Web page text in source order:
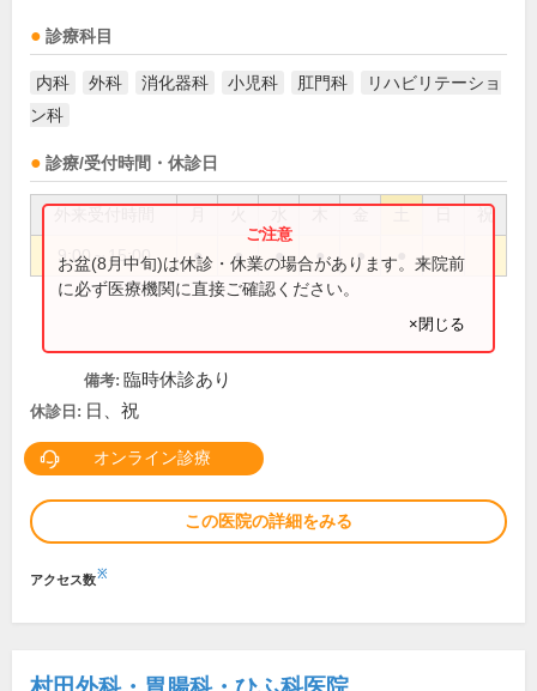
診療科目
内科 外科 消化器科 小児科 肛門科
リハビリテーショ
ン科
診療/受付時間・休診日
祝
9:00～15:00 ● ● ● ● ●
お盆(8月中旬)は休診・休業の場合があります。来院前
に必ず医療機関に直接ご確認ください。
×閉じる
備考: 臨時休診あり
休診日: 日、祝
オンライン診療
この医院の詳細をみる
アクセス数※